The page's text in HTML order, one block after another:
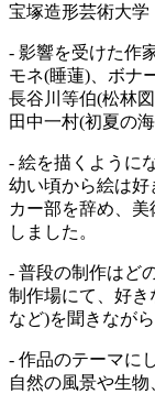
宝塚造形芸術大
- 影響を受けた作
モネ(睡蓮)、ボナ
長谷川等伯(松林図
田中一村(初夏の
- 絵を描くように
幼い頃から絵は好
カー部を辞め、
しました。
- 普段の制作はど
制作場にて、好き
など)を聞きながら
- 作品のテーマに
自然の風景や生物